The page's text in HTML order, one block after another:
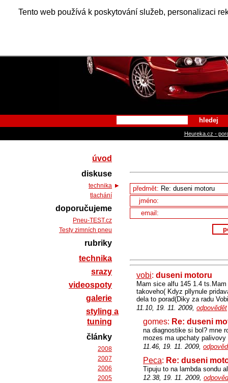
Tento web používá k poskytování služeb, personalizaci
Alfa
hledej
Heureka.cz -
předmět:
jméno:
email:
vobi: duseni motoru
Mam sice alfu 145 1.4
takoveho( Kdyz pllynule
dela to porad(Diky za radu Vobi
11.10, 19. 11. 2009, odpovědět
gomes: Re: duseni
na diagnostike si bol? mne
mozes ma upchaty palivovy
11.46, 19. 11. 2009,
Peca: Re: duseni
Tipuju to na lambda sondu
12.38, 19. 11. 2009,
úvod
diskuse
technika
tlachání
doporučujeme
Pneu-TEST.cz
Testy zimních pneu
rubriky
technika
srazy
videospoty
galerie
styling a
tuning
články
2008
2007
2006
2005